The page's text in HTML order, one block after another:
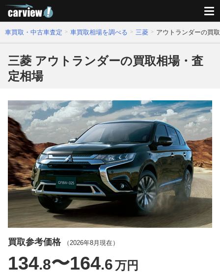
車買取・中古車査定 車買取相場を調べる 三菱 アウトランダーの買
三菱 アウトランダーの買取相場・査
定相場
買取参考価格 （ 2026年8月 現在）
134.8〜164.6万円